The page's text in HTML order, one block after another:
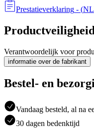
Prestatieverklaring - (NL
Verantwoordelijk voor
informatie over de fabrikant
Bestel- en
Vandaag besteld, al na
30 dagen bedenktijd